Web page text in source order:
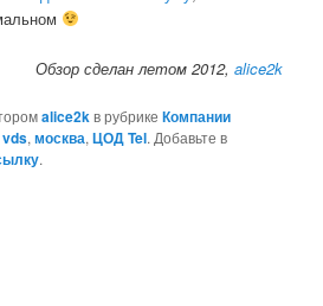
Обзор сделан летом 2012, alice2k
alice2kв рубрикеКомпании
vds,москва,ЦОД Tel. Добавьте в
.